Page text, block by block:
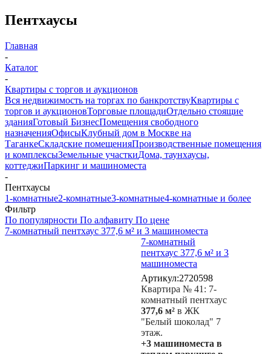
Пентхаусы
Главная
-
Каталог
-
Квартиры с торгов и аукционов
Вся недвижимость на торгах по банкротствуКвартиры с
торгов и аукционовТорговые площадиОтдельно стоящие
зданияГотовый БизнесПомещения свободного
назначенияОфисыКлубный дом в Москве на
ТаганкеСкладские помещенияПроизводственные помещения
и комплексыЗемельные участкиДома, таунхаусы,
коттеджиПаркинг и машиноместа
-
Пентхаусы
1-комнатные2-комнатные3-комнатные4-комнатные и более
Фильтр
По популярности По алфавиту По цене
7-комнатный пентхаус 377,6 м² и 3 машиноместа
7-комнатный
пентхаус 377,6 м² и 3
машиноместа
Артикул:2720598
Квартира № 41: 7-
комнатный пентхаус
377,6 м² в ЖК
"Белый шоколад" 7
этаж.
+3 машиноместа в